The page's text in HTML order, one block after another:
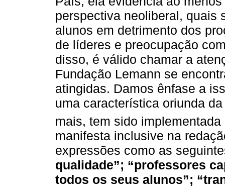
perspectiva neoliberal, quais
alunos em detrimento dos
de líderes e preocupação
disso, é válido chamar a
Fundação Lemann se
atingidas. Damos ênfase a
uma característica oriunda
mais, tem sido
manifesta inclusive na
expressões como as
qualidade”; “professores
todos os seus alunos”;